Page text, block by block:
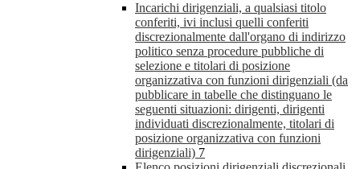
Incarichi dirigenziali, a qualsiasi titolo
conferiti, ivi inclusi quelli conferiti
discrezionalmente dall'organo di indirizzo
politico senza procedure pubbliche di
selezione e titolari di posizione
organizzativa con funzioni dirigenziali (da
pubblicare in tabelle che distinguano le
seguenti situazioni: dirigenti, dirigenti
individuati discrezionalmente, titolari di
posizione organizzativa con funzioni
dirigenziali) 7